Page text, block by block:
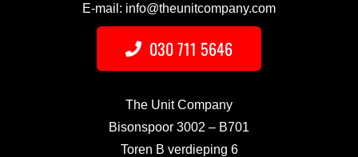
E-mail: info@theunitcompany.com
030 711 5646
The Unit Company
Bisonspoor 3002 – B701
Toren B verdieping 6